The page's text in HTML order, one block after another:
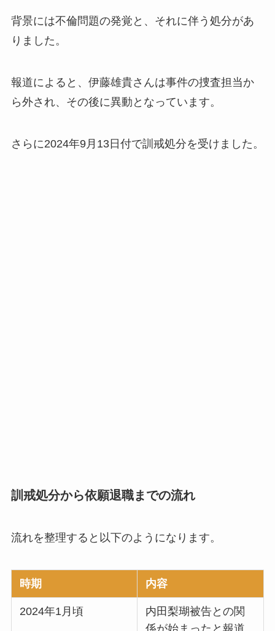
背景には不倫問題の発覚と、それに伴う処分があ
りました。
報道によると、伊藤雄貴さんは事件の捜査担当か
ら外され、その後に異動となっています。
さらに2024年9月13日付で訓戒処分を受けました。
訓戒処分から依願退職までの流れ
流れを整理すると以下のようになります。
時期 内容
2024年1月頃
内田梨瑚被告との関